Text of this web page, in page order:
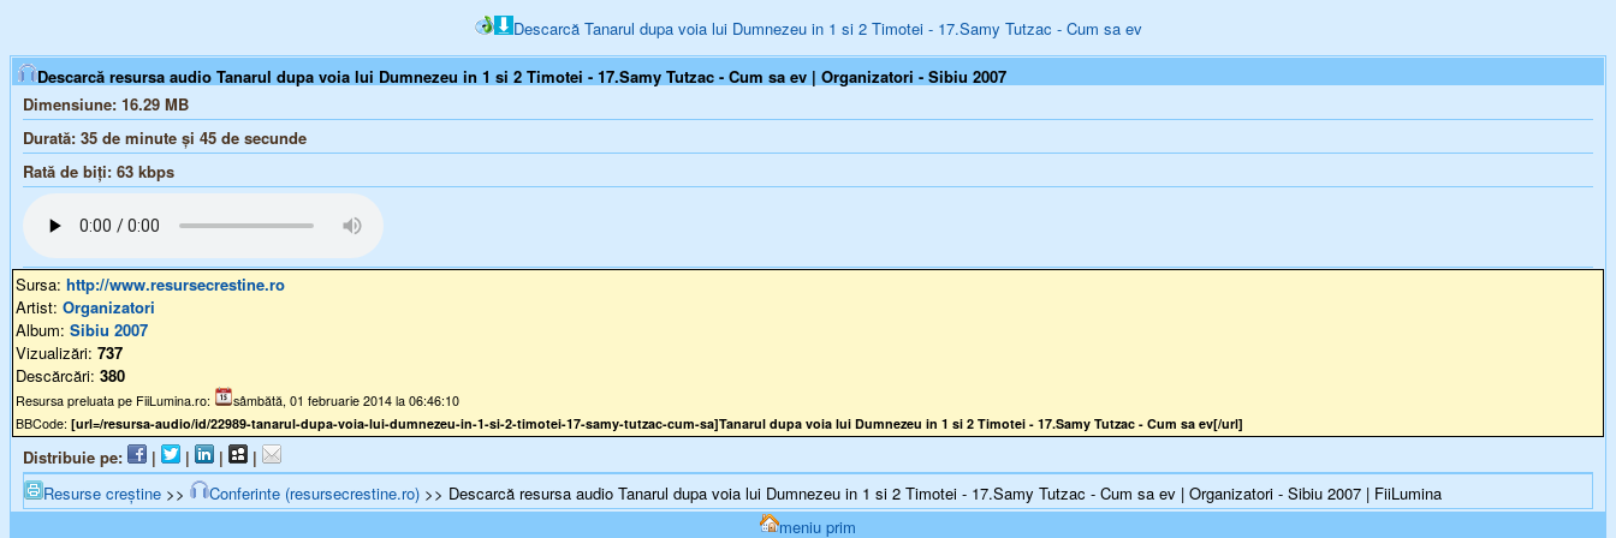
Descarcă Tanarul dupa voia lui Dumnezeu in 1 si 2 Timotei - 17.Samy Tutzac - Cum sa ev
Descarcă resursa audio Tanarul dupa voia lui Dumnezeu in 1 si 2 Timotei - 17.Samy Tutzac - Cum sa ev | Organizatori - Sibiu 2007
Dimensiune: 16.29 MB
Durată: 35 de minute și 45 de secunde
Rată de biți: 63 kbps
Sursa: http://www.resursecrestine.ro
Artist: Organizatori
Album: Sibiu 2007
Vizualizări: 737
Descărcări: 380
Resursa preluata pe FiiLumina.ro:
sâmbătă, 01 februarie 2014 la 06:46:10
BBCode: [url=/resursa-audio/id/22989-tanarul-dupa-voia-lui-dumnezeu-in-1-si-2-timotei-17-samy-tutzac-cum-sa]Tanarul dupa voia lui Dumnezeu in 1 si 2 Timotei - 17.Samy Tutzac - Cum sa ev[/url]
Distribuie pe: | | |
|
Resurse creștine >> Conferinte (resursecrestine.ro) >> Descarcă resursa audio Tanarul dupa voia lui Dumnezeu in 1 si 2 Timotei - 17.Samy Tutzac - Cum sa ev | Organizatori - Sibiu 2007 | FiiLumina
meniu prim